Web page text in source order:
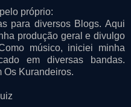
próprio:
para diversos Blogs. Aqui
produção geral e divulgo
músico, iniciei minha
em diversas bandas.
Os Kurandeiros.